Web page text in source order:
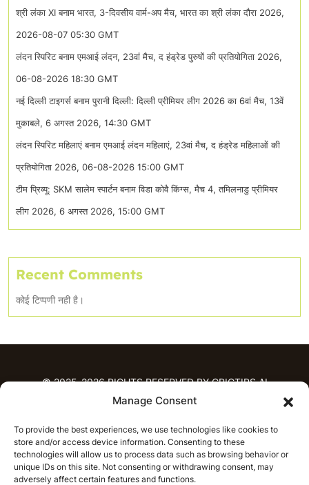
Manage Consent
To provide the best experiences, we use technologies like cookies to
store and/or access device information. Consenting to these
technologies will allow us to process data such as browsing behavior or
unique IDs on this site. Not consenting or withdrawing consent, may
adversely affect certain features and functions.
श्री लंका XI बनाम भारत, 3-दिवसीय वार्म-अप मैच, भारत का श्री लंका दौरा 2026,
2026-08-07 05:30 GMT
लंदन स्पिरिट बनाम एमआई लंदन, 23वां मैच, द हंड्रेड पुरुषों की प्रतियोगिता 2026,
06-08-2026 18:30 GMT
नई दिल्ली टाइगर्स बनाम पुरानी दिल्ली: दिल्ली प्रीमियर लीग 2026 का 6वां मैच, 13वें
मुकाबले, 6 अगस्त 2026, 14:30 GMT
लंदन स्पिरिट महिलाएं बनाम एमआई लंदन महिलाएं, 23वां मैच, द हंड्रेड महिलाओं की
प्रतियोगिता 2026, 06-08-2026 15:00 GMT
टीम प्रिव्यू: SKM सालेम स्पार्टन बनाम विडा कोवै किंग्स, मैच 4, तमिलनाडु प्रीमियर
लीग 2026, 6 अगस्त 2026, 15:00 GMT
Recent Comments
कोई टिप्पणी नही है।
© 2025-2026 RIGHTS RESERVED BY CRICTIPS.AI
भविष्यवाणियाँ
आईपीएल भविष्यवाणियाँ
टी20 लीग भविष्यवाणियाँ
महिला क्रिकेट
नवीनतम क्रिकेट भविष्यवाणियाँ